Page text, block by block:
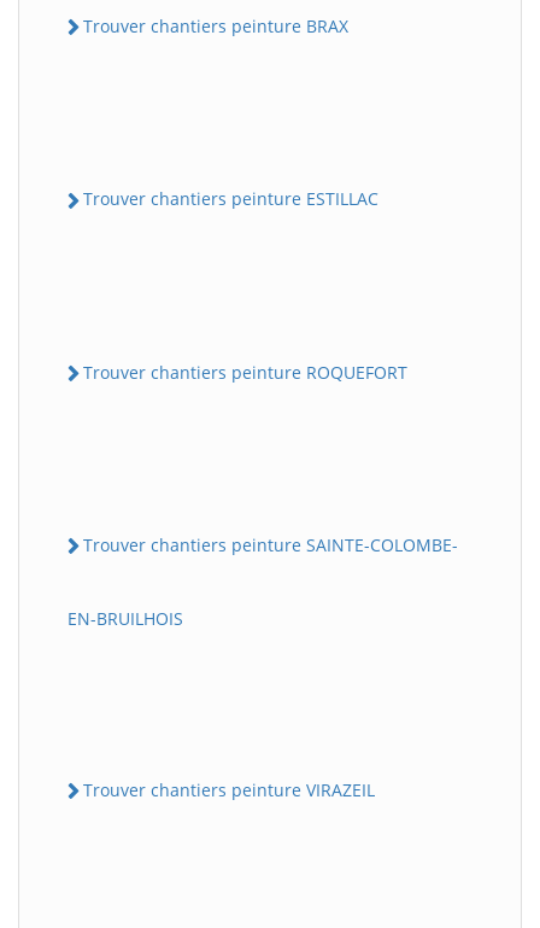
Trouver chantiers peinture BRAX
Trouver chantiers peinture ESTILLAC
Trouver chantiers peinture ROQUEFORT
Trouver chantiers peinture SAINTE-COLOMBE-
EN-BRUILHOIS
Trouver chantiers peinture VIRAZEIL